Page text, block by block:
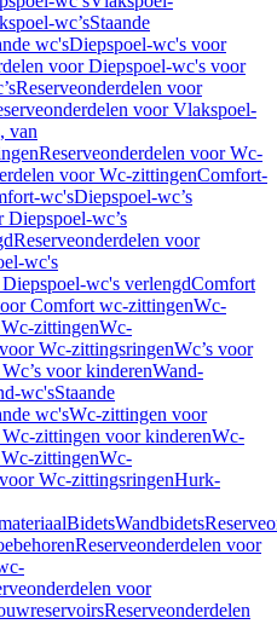
wc’sStaande
wc'sDiepspoel-wc's voor
voor Diepspoel-wc's voor
Reserveonderdelen voor
voor Vlakspoel-
van
Reserveonderdelen voor Wc-
voor Wc-zittingenComfort-
wc'sDiepspoel-wc’s
Diepspoel-wc’s
Reserveonderdelen voor
wc's
wc's verlengdComfort
Comfort wc-zittingenWc-
zittingenWc-
Wc-zittingsringenWc’s voor
voor kinderenWand-
wc'sStaande
wc'sWc-zittingen voor
zittingen voor kinderenWc-
zittingenWc-
Wc-zittingsringenHurk-
BidetsWandbidets
Reserveonderdelen voor
voor
Reserveonderdelen